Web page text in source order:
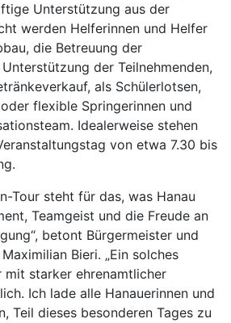
Unterstützung aus der
werden Helferinnen und Helfer
die Betreuung der
der Teilnehmenden,
als Schülerlotsen,
flexible Springerinnen und
Idealerweise stehen
von etwa 7.30 bis
Tour steht für das, was Hanau
Teamgeist und die Freude an
betont Bürgermeister und
Bieri. „Ein solches
mit starker ehrenamtlicher
Ich lade alle Hanauerinnen und
Teil dieses besonderen Tages zu